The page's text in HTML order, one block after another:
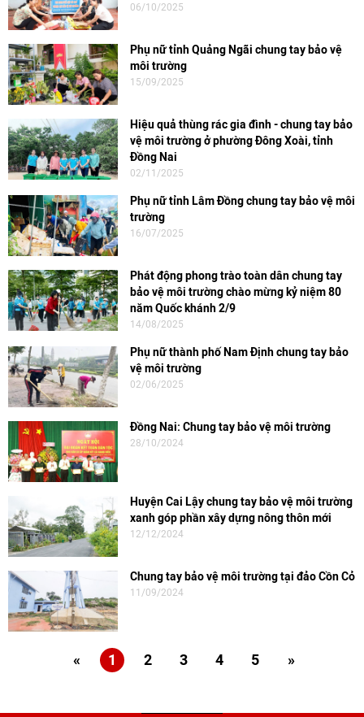
06/10/2025
Phụ nữ tỉnh Quảng Ngãi chung tay bảo vệ
môi trường
15/09/2025
Hiệu quả thùng rác gia đình - chung tay bảo
vệ môi trường ở phường Đông Xoài, tỉnh
Đồng Nai
02/11/2025
Phụ nữ tỉnh Lâm Đồng chung tay bảo vệ môi
trường
16/07/2025
Phát động phong trào toàn dân chung tay
bảo vệ môi trường chào mừng kỷ niệm 80
năm Quốc khánh 2/9
14/08/2025
Phụ nữ thành phố Nam Định chung tay bảo
vệ môi trường
02/06/2025
Đồng Nai: Chung tay bảo vệ môi trường
28/10/2024
Huyện Cai Lậy chung tay bảo vệ môi trường
xanh góp phần xây dựng nông thôn mới
12/12/2024
Chung tay bảo vệ môi trường tại đảo Cồn Cỏ
11/09/2024
« 1 2 3 4 5 »